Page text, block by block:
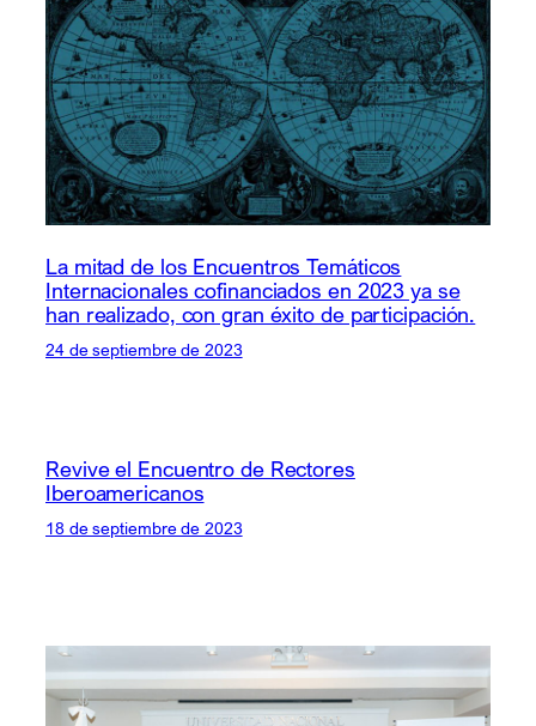
La mitad de los Encuentros Temáticos
Internacionales cofinanciados en 2023 ya se
han realizado, con gran éxito de participación.
24 de septiembre de 2023
Revive el Encuentro de Rectores
Iberoamericanos
18 de septiembre de 2023